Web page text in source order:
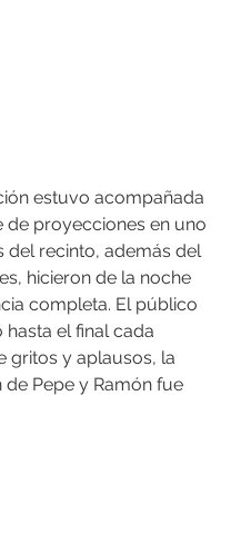
estuvo acompañada
de proyecciones en uno
del recinto, además del
hicieron de la noche
completa. El público
el final cada
gritos y aplausos, la
de Pepe y Ramón fue